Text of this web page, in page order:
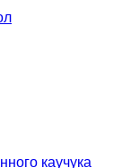
каучука